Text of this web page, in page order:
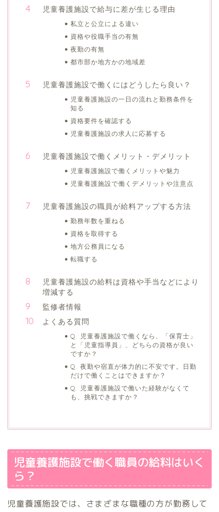
児童養護施設で給与に差が生じる理由
私立と公立による違い
資格や役職手当の有無
夜勤の有無
都市部か地方かの地域差
児童養護施設で働くにはどうしたら良い？
児童養護施設の一日の流れと勤務条件を
知る
資格要件を確認する
児童養護施設の求人に応募する
児童養護施設で働くメリット・デメリット
児童養護施設で働くメリットや魅力
児童養護施設で働くデメリットや注意点
児童養護施設の職員が給料アップする方法
勤務年数を重ねる
資格を取得する
地方公務員になる
転職する
児童養護施設の給料は資格や手当などにより
増減する
監修者情報
よくある質問
Q. 児童養護施設で働くなら、「保育士」
と「児童指導員」、どちらの資格が良い
ですか？
Q. 夜勤や宿直が体力的に不安です。日勤
だけで働くことはできますか？
Q. 児童養護施設で働いた経験がなくて
も、挑戦できますか？
児童養護施設で働く職員の給料はいく
ら？
児童養護施設では、さまざまな職種の方が勤務して